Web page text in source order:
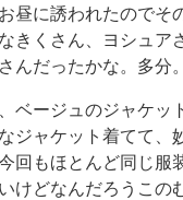
昼に誘われたのでそ
きくさん、ヨシュア
んだったかな。多分
ベージュのジャケッ
ジャケット着てて、
回もほとんど同じ服
けどなんだろうこの